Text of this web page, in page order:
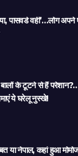
पासवर्ड वही’…लोग
बालों के टूटने से हैं
ये घरेलू नुस्खे!
या नेपाल, कहां हुआ